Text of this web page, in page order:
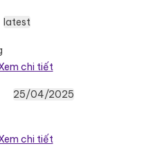
latest
chi tiết
25/04/2025
chi tiết